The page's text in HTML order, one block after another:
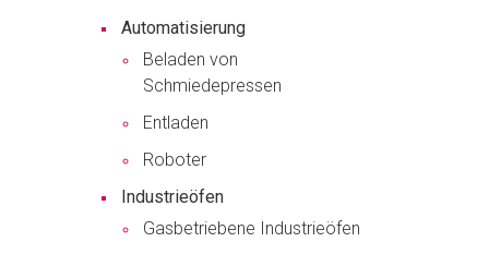
Automatisierung
Beladen von
Schmiedepressen
Entladen
Roboter
Industrieöfen
Gasbetriebene Industrieöfen